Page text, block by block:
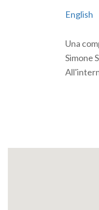
English
Una
Simone